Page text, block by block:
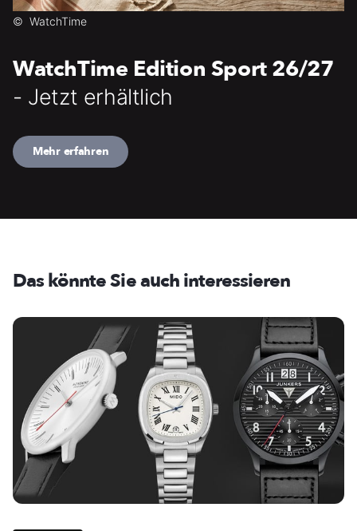
© WatchTime
WatchTime Edition Sport 26/27
- Jetzt erhältlich
Mehr erfahren
Das könnte Sie auch interessieren